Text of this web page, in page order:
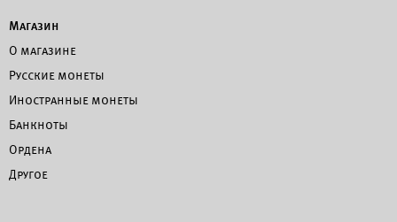
Магазин
О магазине
Русские монеты
Иностранные монеты
Банкноты
Ордена
Другое